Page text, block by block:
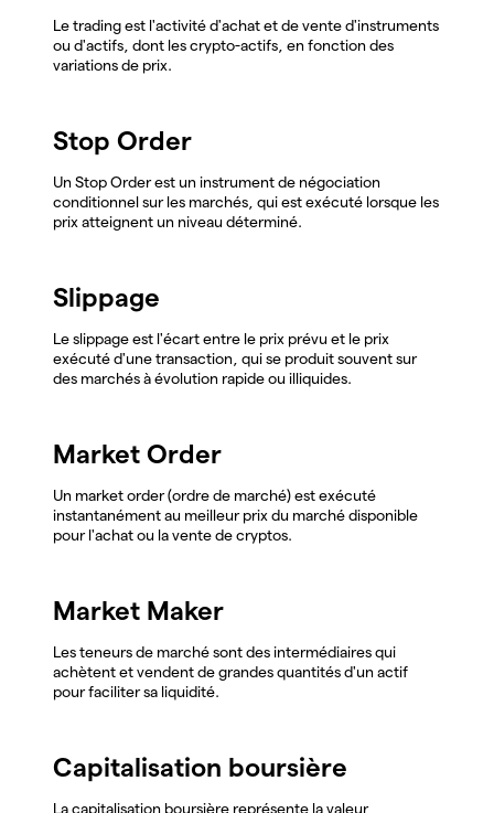
Le trading est l'activité d'achat et de vente d'instruments
ou d'actifs, dont les crypto-actifs, en fonction des
variations de prix.
Stop Order
Un Stop Order est un instrument de négociation
conditionnel sur les marchés, qui est exécuté lorsque les
prix atteignent un niveau déterminé.
Slippage
Le slippage est l'écart entre le prix prévu et le prix
exécuté d'une transaction, qui se produit souvent sur
des marchés à évolution rapide ou illiquides.
Market Order
Un market order (ordre de marché) est exécuté
instantanément au meilleur prix du marché disponible
pour l'achat ou la vente de cryptos.
Market Maker
Les teneurs de marché sont des intermédiaires qui
achètent et vendent de grandes quantités d'un actif
pour faciliter sa liquidité.
Capitalisation boursière
La capitalisation boursière représente la valeur